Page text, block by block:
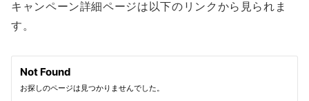
キャンペーン詳細ページは以下のリンクから見られま
す。